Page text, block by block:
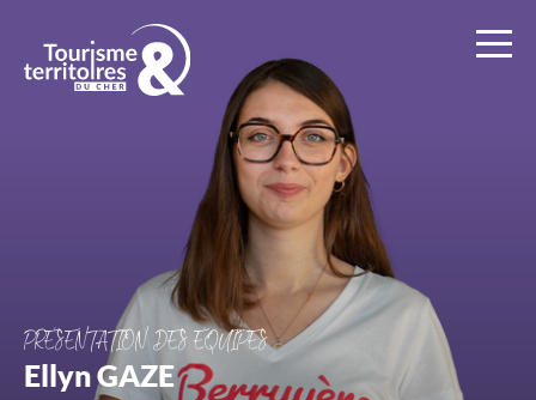
Ad2T
Tourisme
Territoires
du
Cher
PRÉSENTATION DES ÉQUIPES
Ellyn GAZE